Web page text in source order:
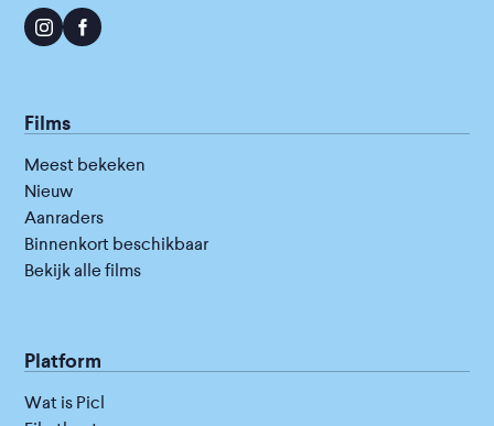
Films
Meest bekeken
Nieuw
Aanraders
Binnenkort beschikbaar
Bekijk alle films
Platform
Wat is Picl